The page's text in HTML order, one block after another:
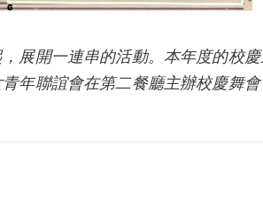
展開一連串的活動。本年度的校
年聯誼會在第二餐廳主辦校慶舞